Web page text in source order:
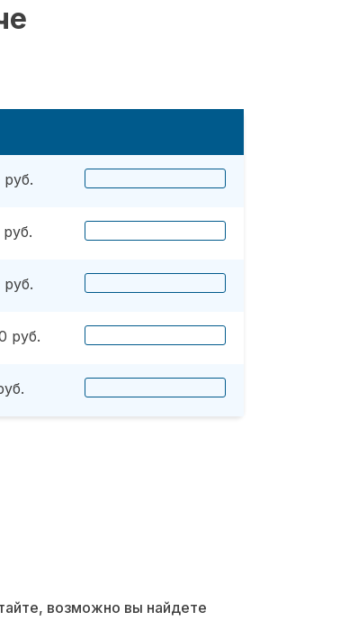
руб.
возможно вы найдете